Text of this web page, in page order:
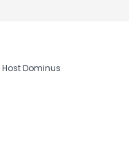
Host Dominus.